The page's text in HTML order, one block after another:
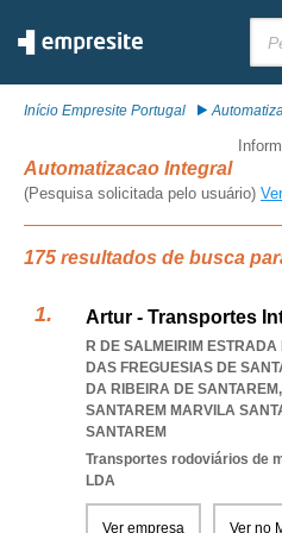
Início Empresite Portugal
Automatizacao Integral
(Pesquisa solicitada pelo usuário)
175 resultados de busca
Artur - Transportes
R DE SALMEIRIM
DAS FREGUESIAS DE
DA RIBEIRA DE SANTAREM,
SANTAREM MARVILA
SANTAREM
Transportes rodoviários de
LDA
Ver empresa Ver no